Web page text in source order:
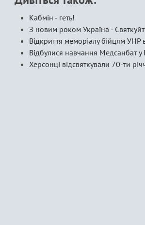
Кабмін - геть!
З новим роком Україна -
Відкриття меморіалу бійцям УНР в
Відбулися навчання Медсанбат у
Херсонці відсвяткували 70-ти